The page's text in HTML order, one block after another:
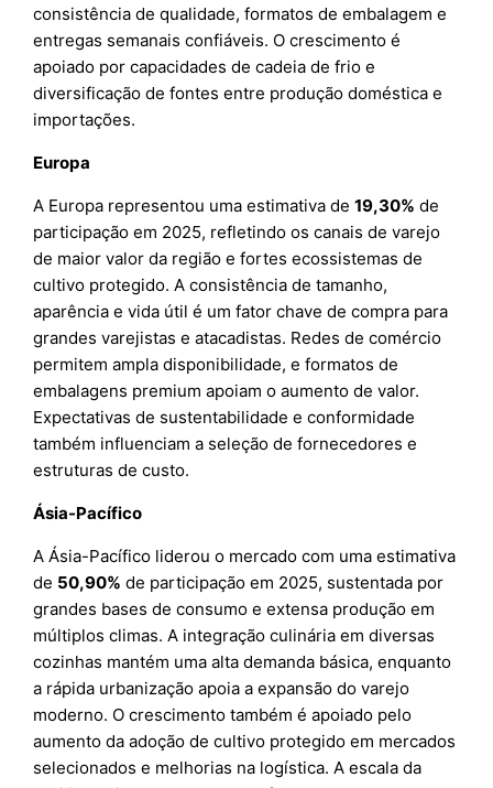
consistência de qualidade, formatos de embalagem e
entregas semanais confiáveis. O crescimento é
apoiado por capacidades de cadeia de frio e
diversificação de fontes entre produção doméstica e
importações.
Europa
A Europa representou uma estimativa de19,30% de
participação em 2025, refletindo os canais de varejo
de maior valor da região e fortes ecossistemas de
cultivo protegido. A consistência de tamanho,
aparência e vida útil é um fator chave de compra para
grandes varejistas e atacadistas. Redes de comércio
permitem ampla disponibilidade, e formatos de
embalagens premium apoiam o aumento de valor.
Expectativas de sustentabilidade e conformidade
também influenciam a seleção de fornecedores e
estruturas de custo.
Ásia-Pacífico
A Ásia-Pacífico liderou o mercado com uma estimativa
de 50,90% de participação em 2025, sustentada por
grandes bases de consumo e extensa produção em
múltiplos climas. A integração culinária em diversas
cozinhas mantém uma alta demanda básica, enquanto
a rápida urbanização apoia a expansão do varejo
moderno. O crescimento também é apoiado pelo
aumento da adoção de cultivo protegido em mercados
selecionados e melhorias na logística. A escala da